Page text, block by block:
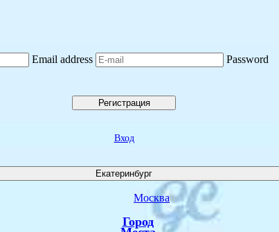
Email address
Password
Регистрация
Вход
Екатеринбург
Москва
Город